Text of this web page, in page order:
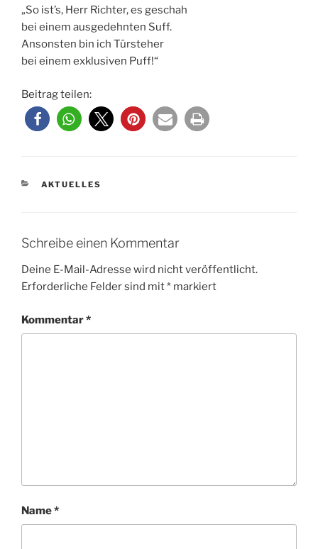
„So ist’s, Herr Richter, es geschah
bei einem ausgedehnten Suff.
Ansonsten bin ich Türsteher
bei einem exklusiven Puff!“
Beitrag teilen:
KATEGORIEN
AKTUELLES
Schreibe einen Kommentar
Deine E-Mail-Adresse wird nicht veröffentlicht.
Erforderliche Felder sind mit* markiert
Kommentar*
Name*